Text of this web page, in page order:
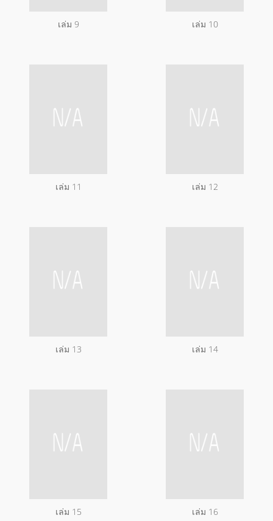
เล่ม 9 เล่ม 10
เล่ม 11 เล่ม 12
เล่ม 13 เล่ม 14
เล่ม 15 เล่ม 16